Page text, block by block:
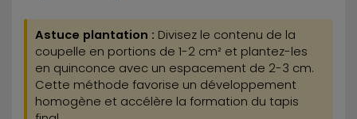
Astuce plantation : Divisez le contenu de la
coupelle en portions de 1-2 cm² et plantez-les
en quinconce avec un espacement de 2-3 cm.
Cette méthode favorise un développement
homogène et accélère la formation du tapis